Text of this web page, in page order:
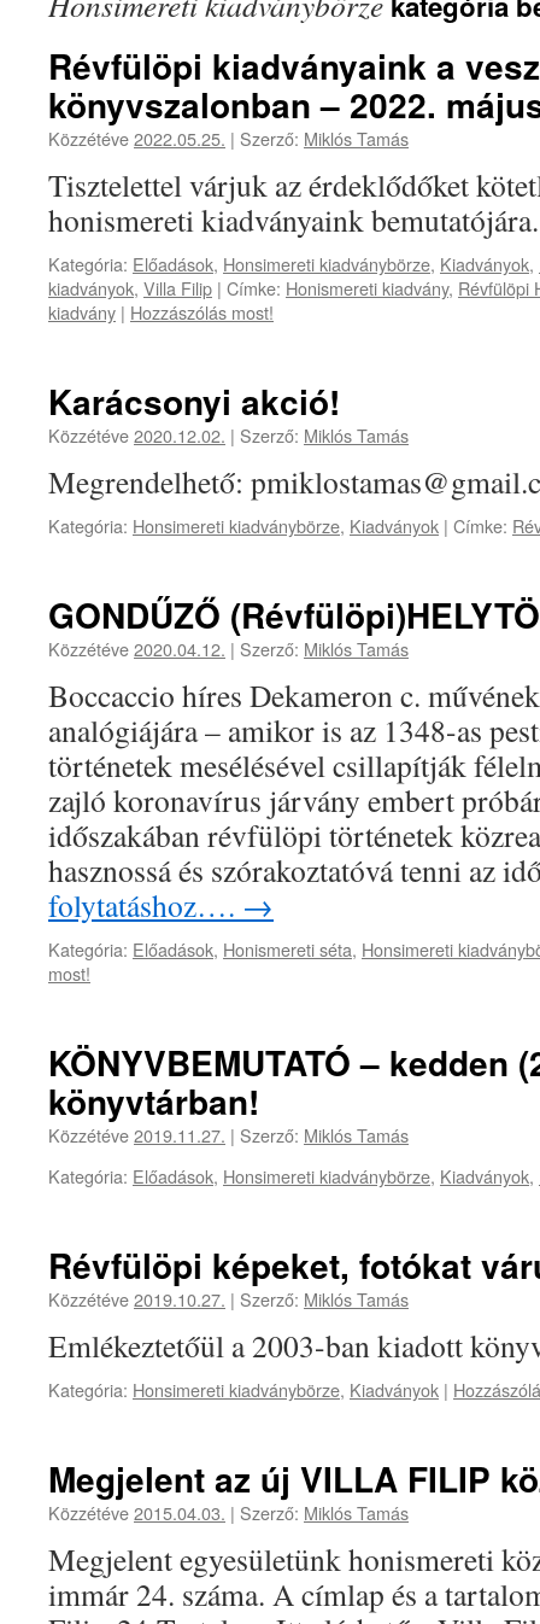
Révfülöpi kiadványaink a
könyvszalonban – 2022.
Közzétéve2022.05.25. | Szerző: Miklós Tamás
Tisztelettel várjuk az érdeklődőket
honismereti kiadványaink bemutatójára.
Kategória: Előadások, Honsimereti kiadványbörze, Kiadványok,
kiadványok, Villa Filip | Címke: Honismereti kiadvány, Révfülöpi
kiadvány | Hozzászólás most!
Karácsonyi akció!
Közzétéve2020.12.02. | Szerző: Miklós Tamás
Megrendelhető:
Kategória: Honsimereti kiadványbörze, Kiadványok | Címke:
GONDŰZŐ
Közzétéve2020.04.12. | Szerző: Miklós Tamás
Boccaccio híres Dekameron c.
analógiájára – amikor is az 1348-as
történetek mesélésével csillapítják
zajló koronavírus járvány embert
időszakában révfülöpi történetek
hasznossá és szórakoztatóvá tenni az
folytatáshoz…. →
Kategória: Előadások, Honismereti séta, Honsimereti
most!
KÖNYVBEMUTATÓ – kedden
könyvtárban!
Közzétéve2019.11.27. | Szerző: Miklós Tamás
Kategória: Előadások, Honsimereti kiadványbörze, Kiadványok,
Révfülöpi képeket, fotókat
Közzétéve2019.10.27. | Szerző: Miklós Tamás
Emlékeztetőül a 2003-ban kiadott
Kategória: Honsimereti kiadványbörze, Kiadványok |
Megjelent az új VILLA FILIP
Közzétéve2015.04.03. | Szerző: Miklós Tamás
Megjelent egyesületünk honismereti
immár 24. száma. A címlap és a